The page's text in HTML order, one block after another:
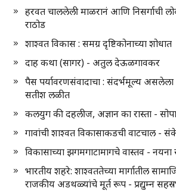
हरवत चाललेली माळरानं आणि निसर्गाची
राठोड
शाश्वत विकास : समग्र दृष्टिकोनाच्या
दाह कथा (सागर) - अतुल देऊळगावकर
पैस पर्यावरणसंवादाचा : संदर्भमूल्य
सतीश लळीत
कलयुग की दहलीज, अज्ञान का रास्ता -
गावांची शाश्वत विकासाकडची वाटचाल -
विकासाच्या झगमगाटामागचे वास्तव - नयना
भारतीय शहरे: शाश्वततेच्या मार्गातील
राजकीय अडथळ्यांचे मूर्त रूप - प्रद्युम्न